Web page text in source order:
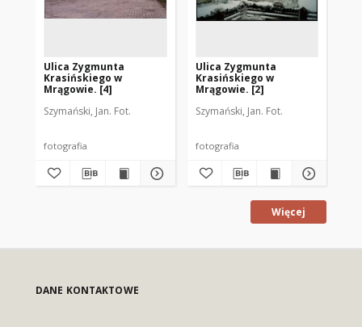
Ulica Zygmunta
Krasińskiego w
Mrągowie. [4]
Szymański, Jan. Fot.
fotografia
Ulica Zygmunta
Krasińskiego w
Mrągowie. [2]
Szymański, Jan. Fot.
fotografia
Więcej
DANE KONTAKTOWE